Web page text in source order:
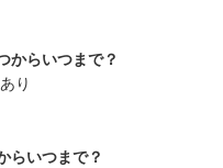
からいつまで？
り
らいつまで？